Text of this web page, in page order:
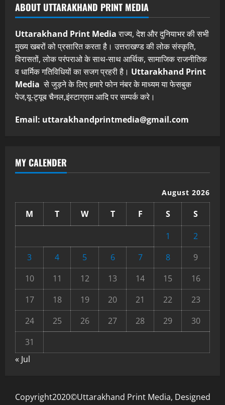
ABOUT UTTARAKHAND PRINT MEDIA
Uttarakhand Print Mediaराज्य, देश और दुनियाभर की सभी
मुख्य खबरों को प्रसारित करता है। उत्तराखण्ड की लोक संस्कृति,
विरासतों, लोक परंपराओ के साथ-साथ आर्थिक, सामाजिक राजनीतिक
व धार्मिक गतिविधियों का सजग प्रहरी है। Uttarakhand Print
Media से जुड़ने के लिए हमारे फोन नंबर के माध्यम या फेसबुक
पेज,यू-ट्यूब चैनल,इंस्टाग्राम आदि पर सम्पर्क करे।
Email: uttarakhandprintmedia@gmail.com
MY CALENDER
August 2026
M T W T F S
S
1
2
3
4 5 6 7 8
9
10
11 12 13 14 15
16
17
18 19 20 21 22
23
24
25 26 27 28 29
30
31
« Jul
Copyright2020©Uttarakhand Print Media, Designed